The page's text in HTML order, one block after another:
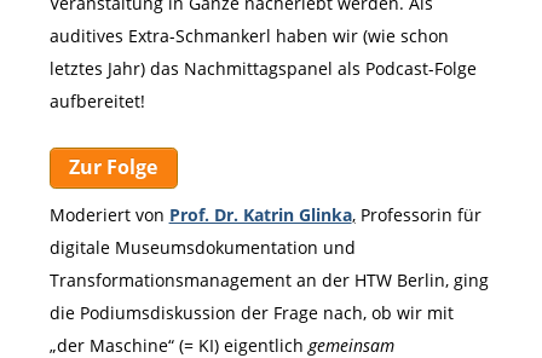
auditives Extra-Schmankerl haben wir (wie schon
letztes Jahr) das Nachmittagspanel als Podcast-Folge
aufbereitet!
Zur Folge
Moderiert von Prof. Dr. Katrin Glinka,Professorin für
digitale Museumsdokumentation und
Transformationsmanagement an der HTW Berlin, ging
die Podiumsdiskussion der Frage nach, ob wir mit
„der Maschine“ (= KI) eigentlichgemeinsam